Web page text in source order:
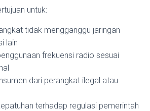
untuk:
tidak mengganggu jaringan
lain
frekuensi radio sesuai
dari perangkat ilegal atau
terhadap regulasi pemerintah